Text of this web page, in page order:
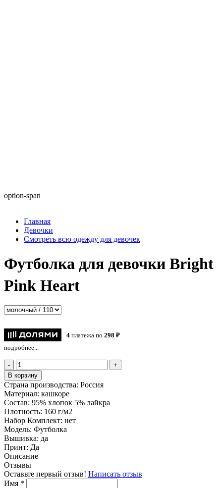
option-span
Главная
Девочки
Смотреть всю одежду для девочек
Футболка для девочки Bright
Pink Heart
4 платежа по 298 ₽
подробнее...
-
+
В корзину
Страна производства: Россия
Материал: кашкоре
Состав: 95% хлопок 5% лайкра
Плотность: 160 г/м2
Набор Комплект: нет
Модель: Футболка
Вышивка: да
Принт: Да
Описание
Отзывы
Оставьте первый отзыв! Написать отзыв
Имя *